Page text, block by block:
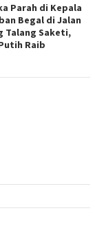
Parah di Kepala
Begal di Jalan
Talang Saketi,
Raib